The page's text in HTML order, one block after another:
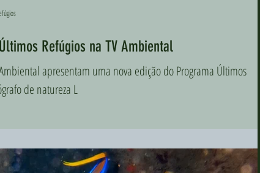
#11: Peixe apaixonado - Últimos Refúgios na TV Ambiental
apresentam uma nova edição do Programa Últimos
de natureza L